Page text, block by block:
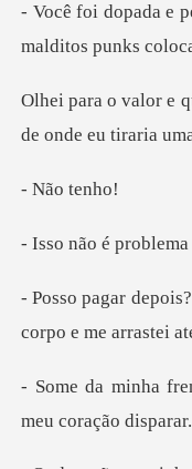
malditos punks co
de onde
o te
corpo